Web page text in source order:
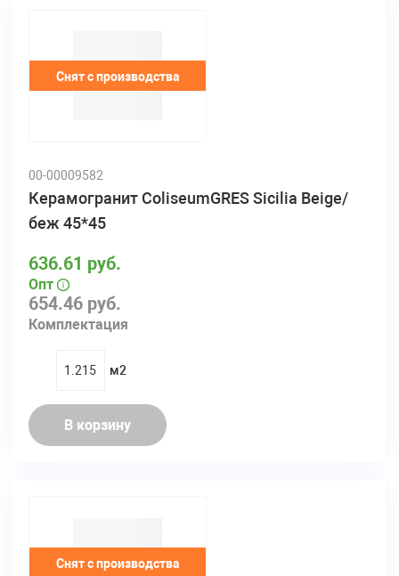
Снят с производства
00-00009582
Керамогранит ColiseumGRES Sicilia Beige/
беж 45*45
654.46 руб.
Комплектация
636.61 руб.
Опт
quantity
м2
В корзину
Снят с производства